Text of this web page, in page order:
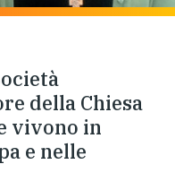
della Chiesa
vivono in
e nelle